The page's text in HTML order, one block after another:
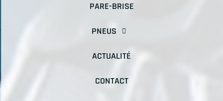
PARE-BRISE
PNEUS
ACTUALITÉ
CONTACT